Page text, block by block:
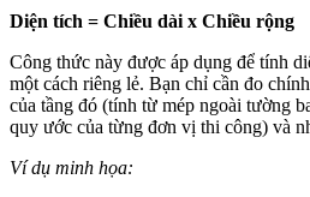
Diện tích = Chiều dài x Chiều rộng
Công thức này được áp dụng để tính
một cách riêng lẻ. Bạn chỉ cần đo
của tầng đó (tính từ mép ngoài tường
quy ước của từng đơn vị thi công) và
Ví dụ minh họa: